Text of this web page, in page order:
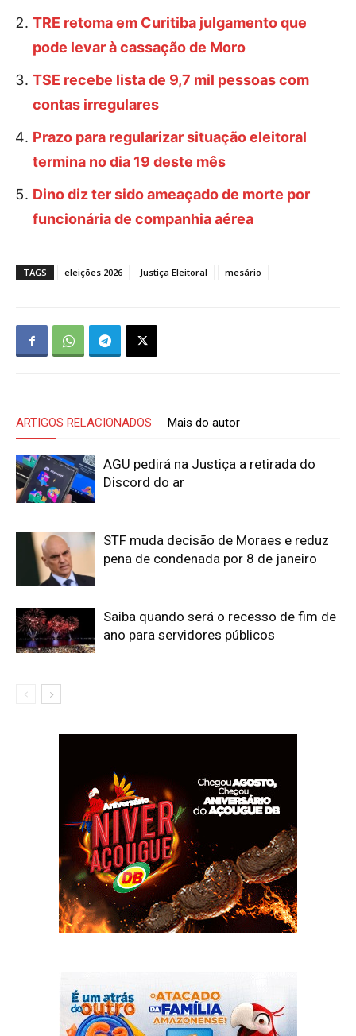
TRE retoma em Curitiba julgamento que
pode levar à cassação de Moro
TSE recebe lista de 9,7 mil pessoas com
contas irregulares
Prazo para regularizar situação eleitoral
termina no dia 19 deste mês
Dino diz ter sido ameaçado de morte por
funcionária de companhia aérea
TAGS eleições 2026 Justiça Eleitoral mesário
ARTIGOS RELACIONADOS Mais do autor
AGU pedirá na Justiça a retirada do
Discord do ar
STF muda decisão de Moraes e reduz
pena de condenada por 8 de janeiro
Saiba quando será o recesso de fim de
ano para servidores públicos